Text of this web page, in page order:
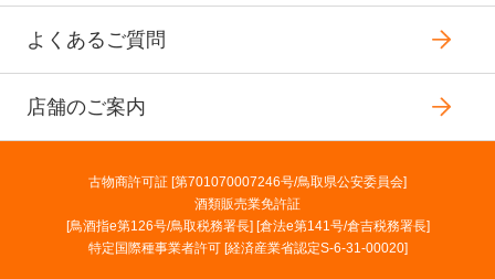
よくあるご質問
店舗のご案内
古物商許可証 [第701070007246号/鳥取県公安委員会]
酒類販売業免許証
[鳥酒指e第126号/鳥取税務署長] [倉法e第141号/倉吉税務署長]
特定国際種事業者許可 [経済産業省認定S-6-31-00020]